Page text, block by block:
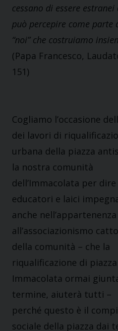
cessano di essere estranei
può percepire come parte
“noi” che costruiamo
(Papa Francesco,
151)
Cogliamo l’occasione
dei lavori di
urbana della piazza
la nostra comunità
dell’Immacolata per dire
educatori e laici
anche nell’appartenenza
all’associazionismo
della comunità – che la
riqualificazione di piazza
Immacolata ormai
termine, aiuterà tutti –
perché questo è il
sociale della piazza dai